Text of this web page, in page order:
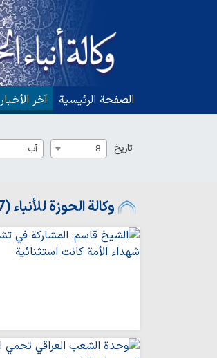
الصفحة الرئيسية آخر الأخبار
تاریخ 8 آب
وكالة الحوزة للأنباء (187)